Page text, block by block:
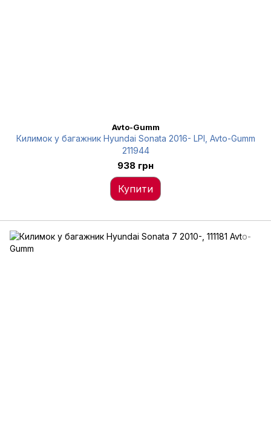
Avto-Gumm
Килимок у багажник Hyundai Sonata 2016- LPI, Avto-Gumm
211944
938 грн
Купити